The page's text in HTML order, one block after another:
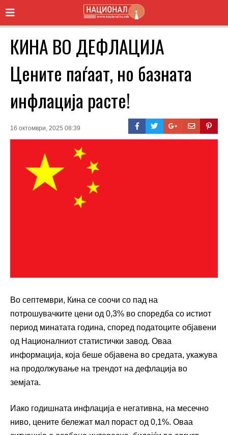
КИНА ВО ДЕФЛАЦИЈА
Цените паѓаат, но базната
инфлација расте!
16 октомври, 2025 08:39
Во септември, Кина се соочи со пад на
потрошувачките цени од 0,3% во споредба со истиот
период минатата година, според податоците објавени
од Националниот статистички завод. Оваа
информација, која беше објавена во средата, укажува
на продолжување на трендот на дефлација во
земјата.
Иако годишната инфлација е негативна, на месечно
ниво, цените бележат мал пораст од 0,1%. Оваа